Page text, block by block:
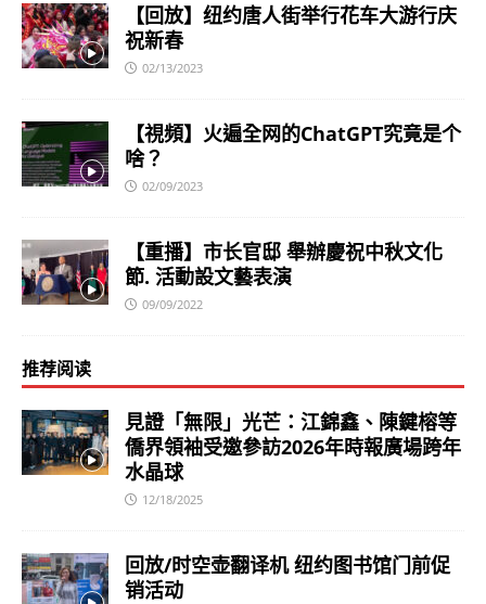
【回放】纽约唐人街举行花车大游行庆
祝新春
02/13/2023
【視頻】火遍全网的ChatGPT究竟是个
啥？
02/09/2023
【重播】市长官邸 舉辦慶祝中秋文化
節. 活動設文藝表演
09/09/2022
推荐阅读
見證「無限」光芒：江錦鑫、陳鍵榕等
僑界領袖受邀參訪2026年時報廣場跨年
水晶球
12/18/2025
回放/时空壶翻译机 纽约图书馆门前促
销活动